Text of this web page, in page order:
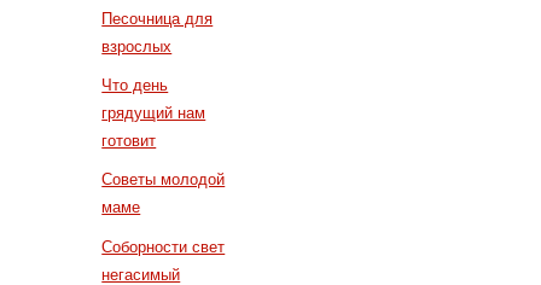
Песочница для
взрослых
Что день
грядущий нам
готовит
Советы молодой
маме
Соборности свет
негасимый